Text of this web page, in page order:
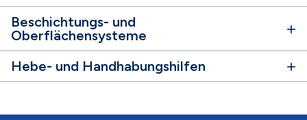
Beschichtungs- und
Oberflächensysteme
Hebe- und Handhabungshilfen